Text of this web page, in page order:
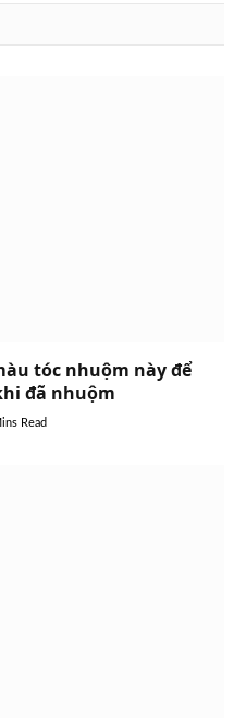
tóc nhuộm này để
đã nhuộm
Read